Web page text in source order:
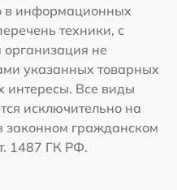
в информационных
техники, с
не
указанных товарных
интересы. Все виды
исключительно на
законном гражданском
1487 ГК РФ.